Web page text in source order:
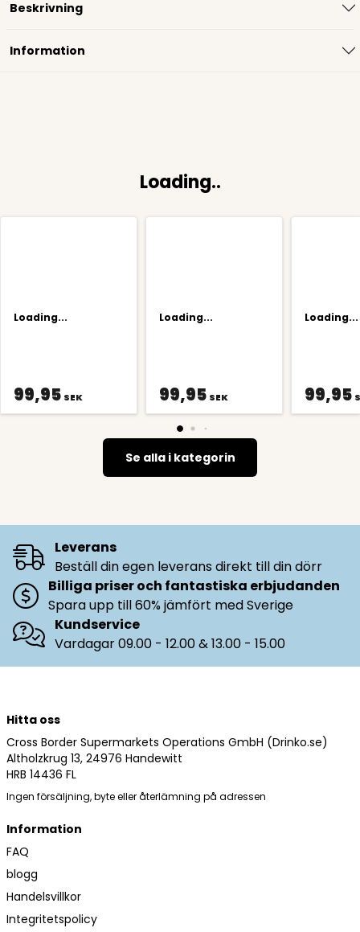
Beskrivning
Information
Loading..
Loading...
99,95 SEK
Loading...
99,95 SEK
Loading...
99,95
Se alla i kategorin
Leverans
Beställ din egen leverans direkt till din dörr
Billiga priser och fantastiska erbjudanden
Spara upp till 60% jämfört med Sverige
Kundservice
Vardagar 09.00 - 12.00 & 13.00 - 15.00
Hitta oss
Cross Border Supermarkets Operations GmbH (Drinko.se)
Altholzkrug 13, 24976 Handewitt
HRB 14436 FL
Ingen försäljning, byte eller återlämning på adressen
Information
FAQ
blogg
Handelsvillkor
Integritetspolicy